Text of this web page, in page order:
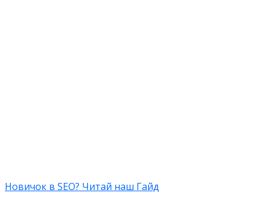
Новичок в SEO? Читай наш Гайд